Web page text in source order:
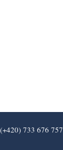
(+420) 733 676 757